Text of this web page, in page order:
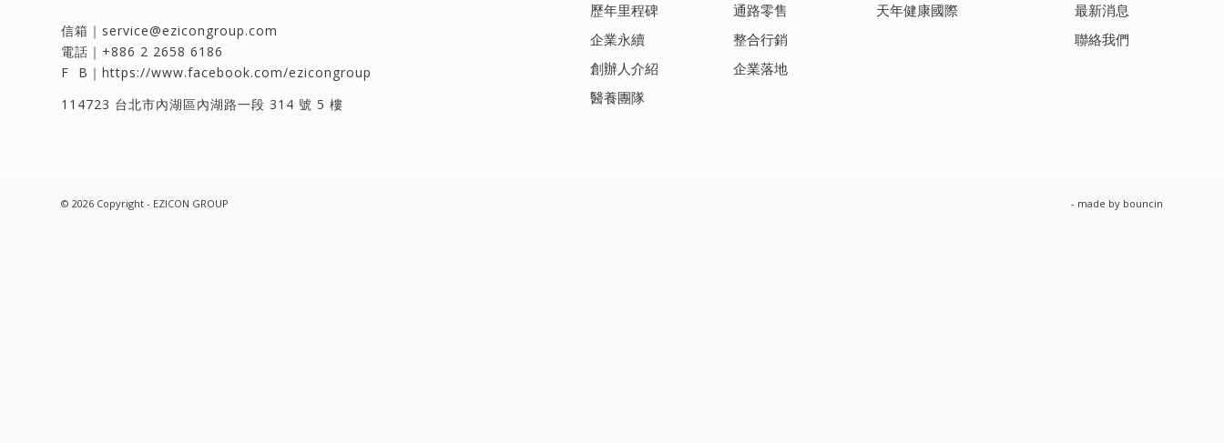
信箱｜ service@ezicongroup.com
電話｜ +886 2 2658 6186
F B｜ https://www.facebook.com/ezicongroup
114723 台北市內湖區內湖路一段 314 號 5 樓
歷年里程碑
企業永續
創辦人介紹
醫養團隊
通路零售
整合行銷
企業落地
天年健康國際
最新消息
聯絡我們
© 2026 Copyright - EZICON GROUP - made by bouncin